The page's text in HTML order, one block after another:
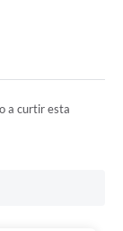
a curtir esta